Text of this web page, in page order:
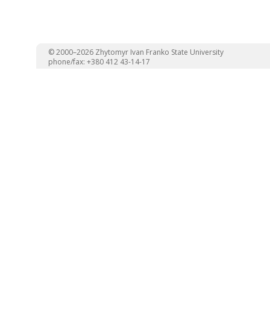
© 2000–2026 Zhytomyr Ivan Franko State University
phone/fax: +380 412 43-14-17